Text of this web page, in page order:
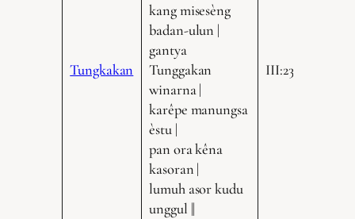
Tungkakan
kang misesèng
badan-ulun |
gantya
Tunggakan
winarna |
karêpe manungsa
èstu |
pan ora kêna
kasoran |
lumuh asor kudu
unggul ||
III:235.18